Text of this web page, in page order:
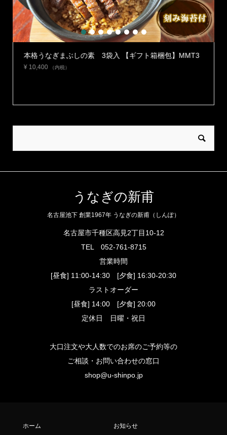
本格うなぎまぶしの素 3袋入 【ギフト箱梱包】MMT3
¥10,400 （内税）
1 2 3 4 5 6 7 8
うなぎの新甫
名古屋池下 創業1967年 うなぎの新甫（しんぽ）
名古屋市千種区高見2丁目10-12
TEL 052-761-8715
営業時間
[昼食] 11:00-14:30 [夕食] 16:30-20:30
ラストオーダー
[昼食] 14:00 [夕食] 20:00
定休日 日曜・祝日
大口注文や大人数でのお席のご予約等の
ご相談・お問い合わせの窓口
shop@u-shinpo.jp
ホーム お知らせ